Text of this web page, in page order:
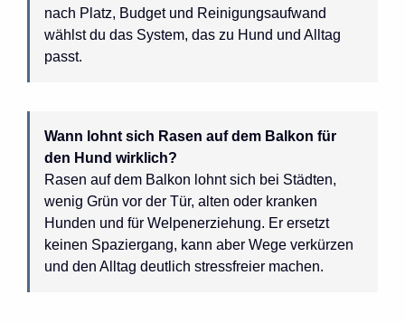
nach Platz, Budget und Reinigungsaufwand
wählst du das System, das zu Hund und Alltag
passt.
Wann lohnt sich Rasen auf dem Balkon für
den Hund wirklich?
Rasen auf dem Balkon lohnt sich bei Städten,
wenig Grün vor der Tür, alten oder kranken
Hunden und für Welpenerziehung. Er ersetzt
keinen Spaziergang, kann aber Wege verkürzen
und den Alltag deutlich stressfreier machen.